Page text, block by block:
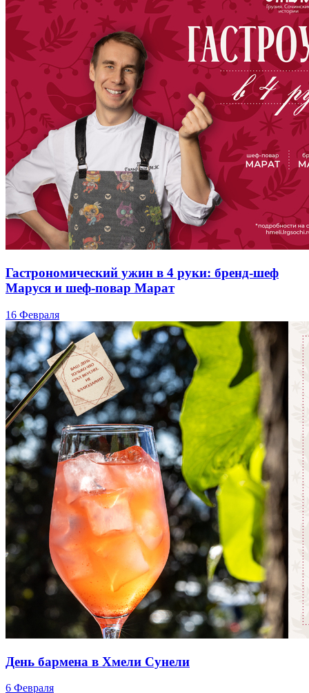
Гастрономический ужин в 4 руки: бренд-шеф
Маруся и шеф-повар Марат
16 Февраля
День бармена в Хмели Сунели
6 Февраля